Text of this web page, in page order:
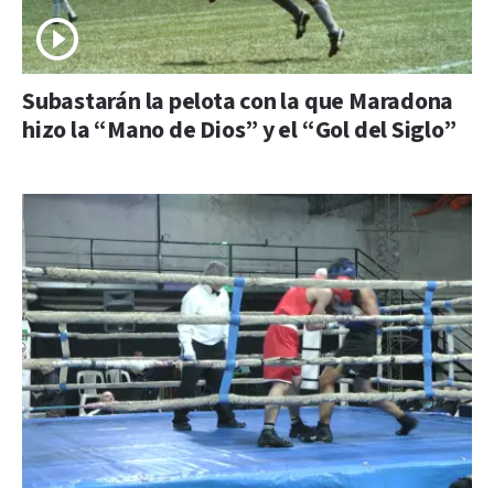
Subastarán la pelota con la que Maradona
hizo la “Mano de Dios” y el “Gol del Siglo”